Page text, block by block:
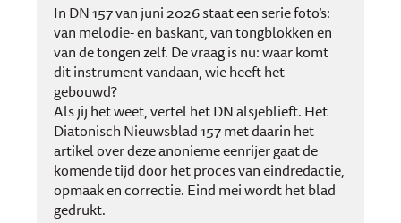
In DN 157 van juni 2026 staat een serie foto’s:
van melodie- en baskant, van tongblokken en
van de tongen zelf. De vraag is nu: waar komt
dit instrument vandaan, wie heeft het
gebouwd?
Als jij het weet, vertel het DN alsjeblieft. Het
Diatonisch Nieuwsblad 157 met daarin het
artikel over deze anonieme eenrijer gaat de
komende tijd door het proces van eindredactie,
opmaak en correctie. Eind mei wordt het blad
gedrukt.